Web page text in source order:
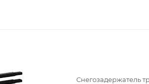
Снегозадержатель